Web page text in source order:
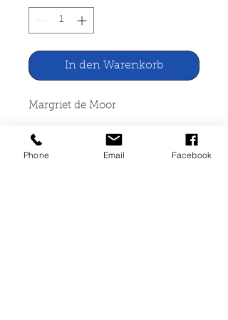
In den Warenkorb
Margriet de Moor
Sturmflut. Roman
Phone Email Facebook